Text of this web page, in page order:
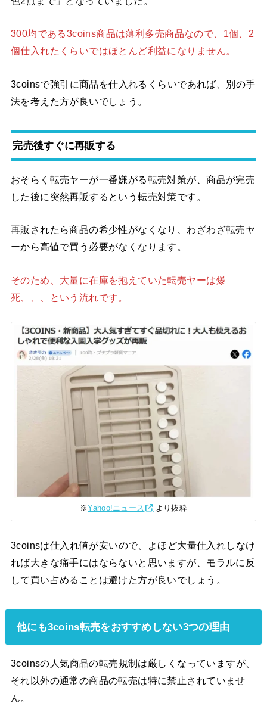
300均である3coins商品は薄利多売商品なので、1個、2
個仕入れたくらいではほとんど利益になりません。
3coinsで強引に商品を仕入れるくらいであれば、別の手
法を考えた方が良いでしょう。
完売後すぐに再販する
おそらく転売ヤーが一番嫌がる転売対策が、商品が完売
した後に突然再販するという転売対策です。
再販されたら商品の希少性がなくなり、わざわざ転売ヤ
ーから高値で買う必要がなくなります。
そのため、大量に在庫を抱えていた転売ヤーは爆
死、、、という流れです。
※Yahoo!ニュース より抜粋
3coinsは仕入れ値が安いので、よほど大量仕入れしなけ
れば大きな痛手にはならないと思いますが、モラルに反
して買い占めることは避けた方が良いでしょう。
他にも3coins転売をおすすめしない3つの理由
3coinsの人気商品の転売規制は厳しくなっていますが、
それ以外の通常の商品の転売は特に禁止されていませ
ん。